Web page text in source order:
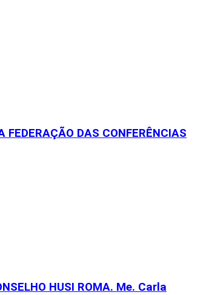
DAS CONFERÊNCIAS
HUSI ROMA. Me. Carla